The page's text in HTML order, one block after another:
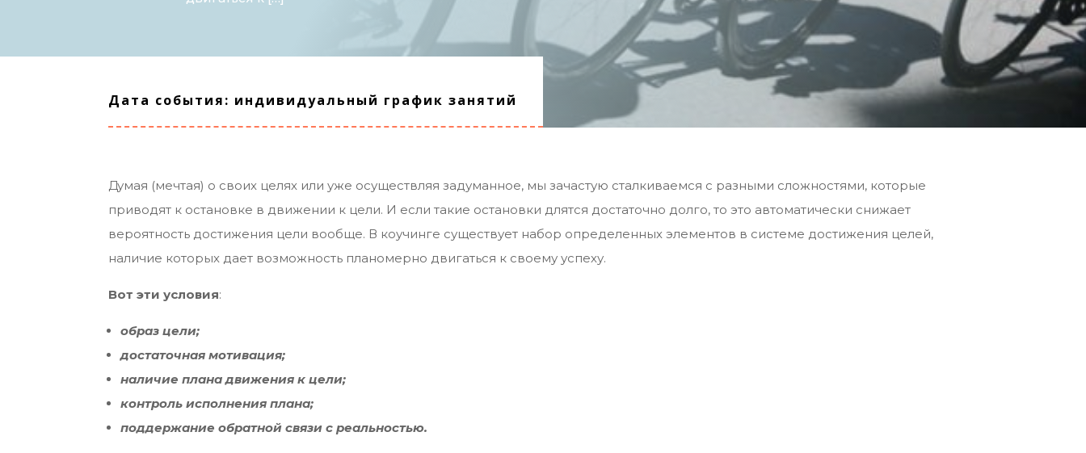
Дата события: индивидуальный график занятий
Думая (мечтая) о своих целях или уже осуществляя задуманное, мы зачастую сталкиваемся с разными сложностями, которые
приводят к остановке в движении к цели. И если такие остановки длятся достаточно долго, то это автоматически снижает
вероятность достижения цели вообще. В коучинге существует набор определенных элементов в системе достижения целей,
наличие которых дает возможность планомерно двигаться к своему успеху.
Вот эти условия:
образ цели;
достаточная мотивация;
наличие плана движения к цели;
контроль исполнения плана;
поддержание обратной связи с реальностью.